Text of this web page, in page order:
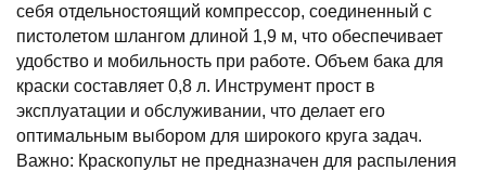
себя отдельностоящий компрессор, соединенный с
пистолетом шлангом длиной 1,9 м, что обеспечивает
удобство и мобильность при работе. Объем бака для
краски составляет 0,8 л. Инструмент прост в
эксплуатации и обслуживании, что делает его
оптимальным выбором для широкого круга задач.
Важно: Краскопульт не предназначен для распыления